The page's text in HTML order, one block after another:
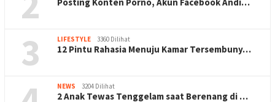
Posting Konten Porno, Akun Facebook Andi…
3 LIFESTYLE 3360 Dilihat
12 Pintu Rahasia Menuju Kamar Tersembuny…
NEWS 3204 Dilihat
2 Anak Tewas Tenggelam saat Berenang di …